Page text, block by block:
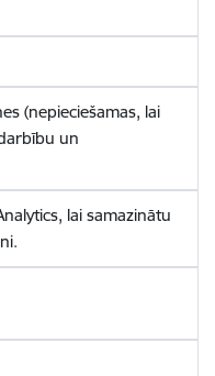
(nepieciešamas, lai
un
lai samazinātu